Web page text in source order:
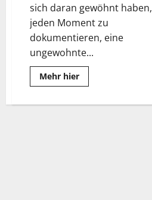
sich daran gewöhnt haben,
jeden Moment zu
dokumentieren, eine
ungewohnte...
Mehr hierRead
more
ohne